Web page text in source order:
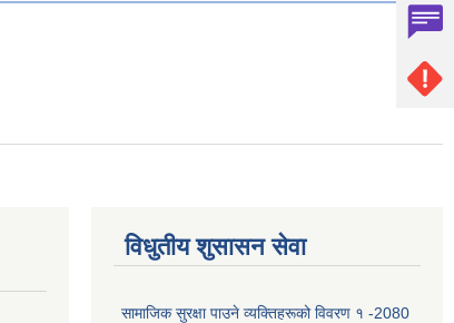
विधुतीय शुसासन सेवा
सामाजिक सुरक्षा पाउने व्यक्तिहरूको विवरण १ -2080